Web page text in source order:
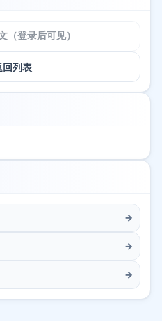
（登录后可见）
回列表
→
→
→